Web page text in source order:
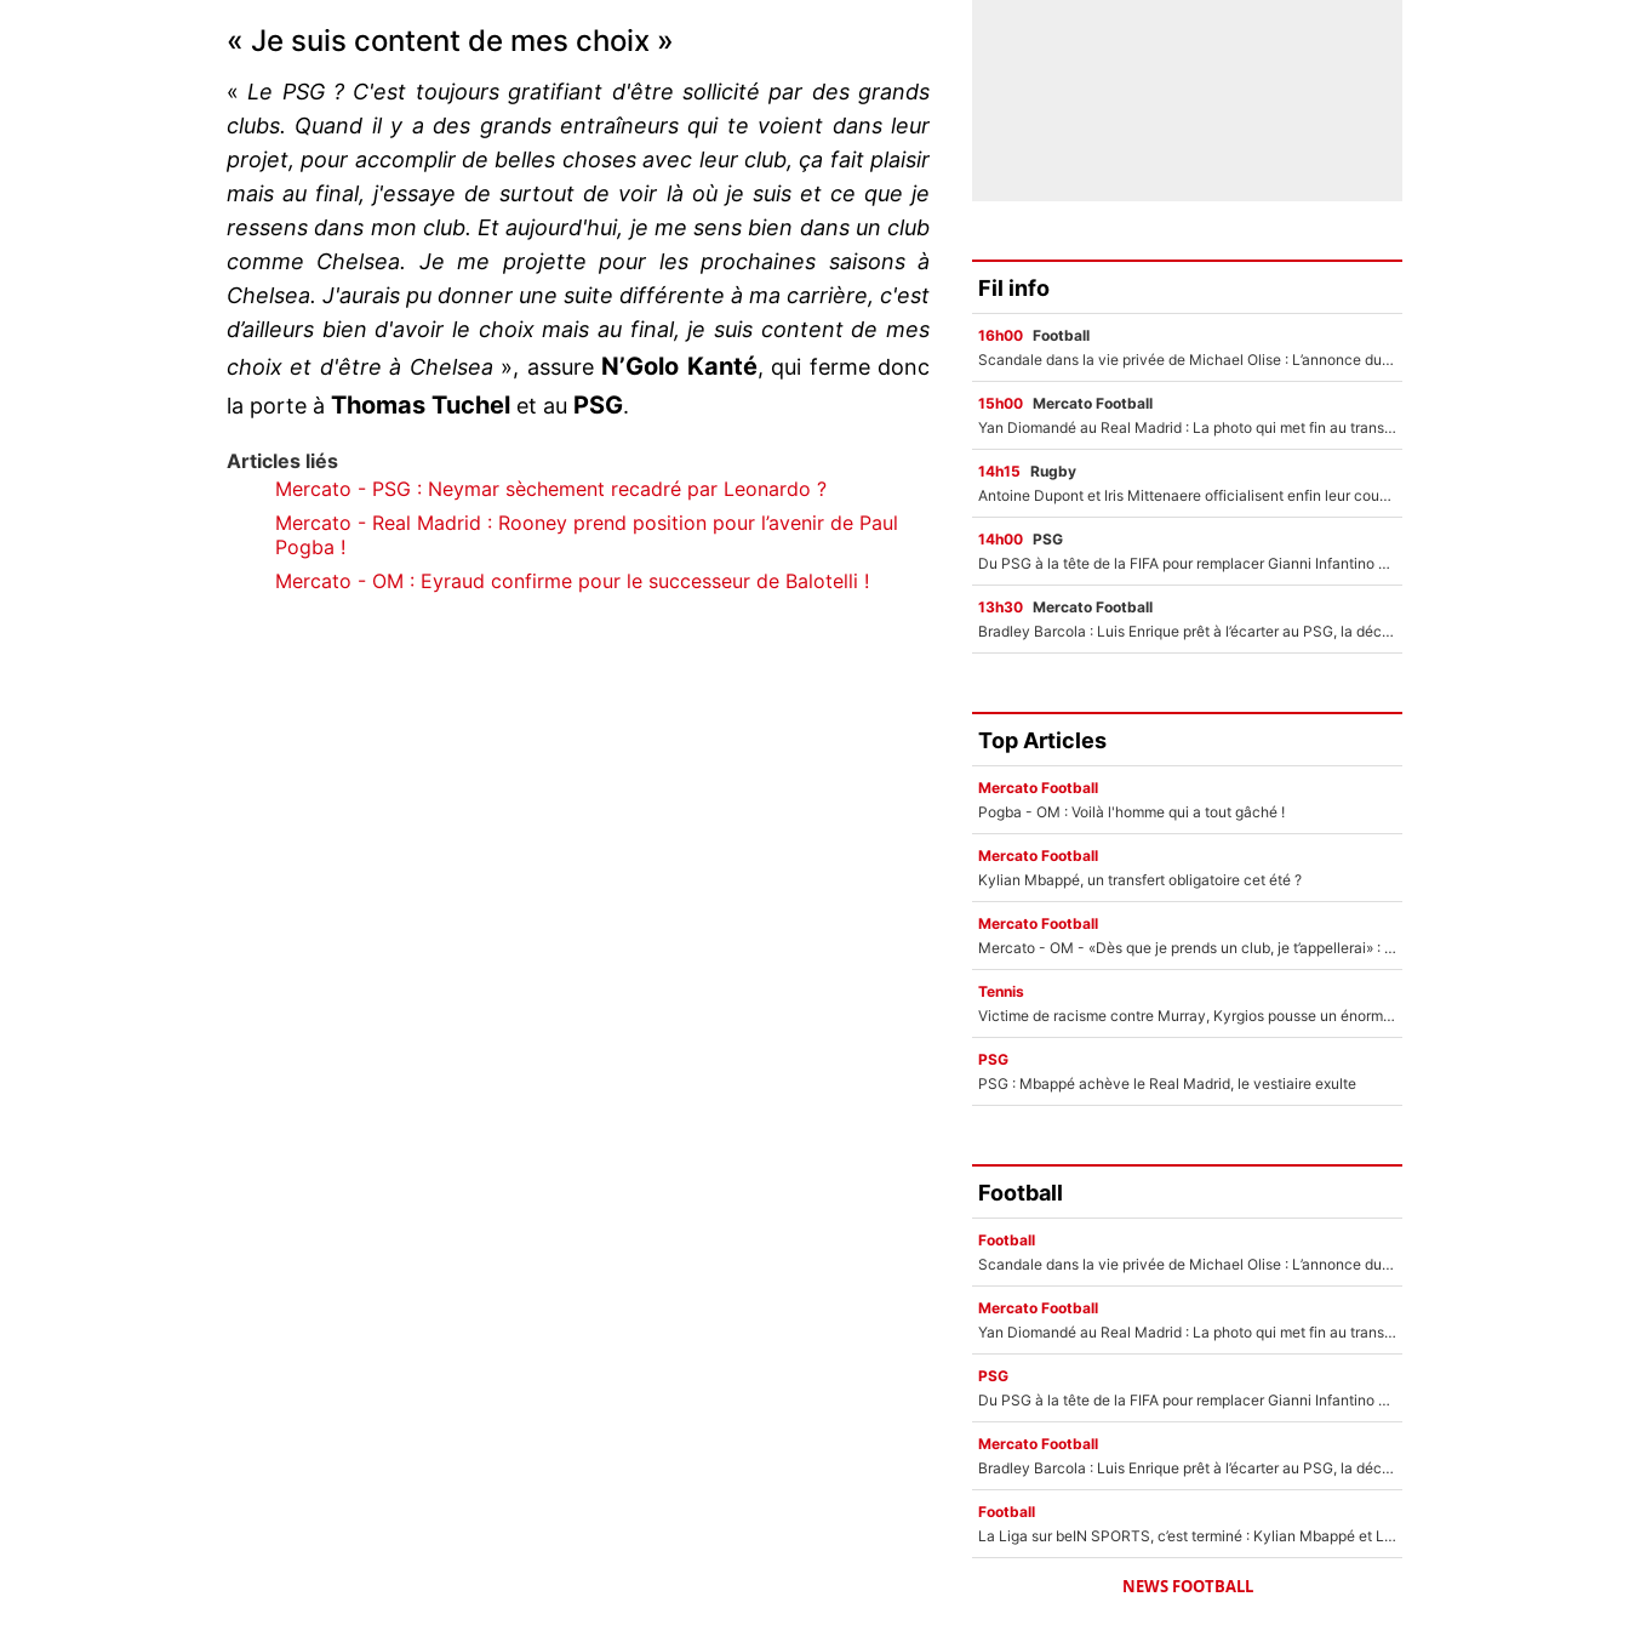
« Je suis content de mes choix »
«Le PSG ? C'est toujours gratifiant d'être sollicité par des grands
clubs. Quand il y a des grands entraîneurs qui te voient dans leur
projet, pour accomplir de belles choses avec leur club, ça fait plaisir
mais au final, j'essaye de surtout de voir là où je suis et ce que je
ressens dans mon club. Et aujourd'hui, je me sens bien dans un club
comme Chelsea. Je me projette pour les prochaines saisons à
Chelsea. J'aurais pu donner une suite différente à ma carrière, c'est
d’ailleurs bien d'avoir le choix mais au final, je suis content de mes
choix et d'être à Chelsea », assure N’Golo Kanté, qui ferme donc
la porte à Thomas Tuchel et au PSG.
Articles liés
Mercato - PSG : Neymar sèchement recadré par Leonardo ?
Mercato - Real Madrid : Rooney prend position pour l’avenir de Paul
Pogba !
Mercato - OM : Eyraud confirme pour le successeur de Balotelli !
Fil info
16h00 Football
Scandale dans la vie privée de Michael Olise : L’annonce du Bayern Munich sur son enfant caché
15h00 Mercato Football
Yan Diomandé au Real Madrid : La photo qui met fin au transfert de l’été !
14h15 Rugby
Antoine Dupont et Iris Mittenaere officialisent enfin leur couple : La photo qui enflamme les réseaux sociaux
14h00 PSG
Du PSG à la tête de la FIFA pour remplacer Gianni Infantino ? «Il serait un mauvais président», le patron de la Liga s'attaque à Nasser Al-Khelaïfi !
13h30 Mercato Football
Bradley Barcola : Luis Enrique prêt à l’écarter au PSG, la décision qui va accélérer son transfert à Liverpool ?
Top Articles
Mercato Football
Pogba - OM : Voilà l'homme qui a tout gâché !
Mercato Football
Kylian Mbappé, un transfert obligatoire cet été ?
Mercato Football
Mercato - OM - «Dès que je prends un club, je t’appellerai» : La promesse de Marcelino au moment de claquer la porte
Tennis
Victime de racisme contre Murray, Kyrgios pousse un énorme coup de gueule !
PSG
PSG : Mbappé achève le Real Madrid, le vestiaire exulte
Football
Football
Scandale dans la vie privée de Michael Olise : L’annonce du Bayern Munich sur son enfant caché
Mercato Football
Yan Diomandé au Real Madrid : La photo qui met fin au transfert de l’été !
PSG
Du PSG à la tête de la FIFA pour remplacer Gianni Infantino ? «Il serait un mauvais président», le patron de la Liga s'attaque à Nasser Al-Khelaïfi !
Mercato Football
Bradley Barcola : Luis Enrique prêt à l’écarter au PSG, la décision qui va accélérer son transfert à Liverpool ?
Football
La Liga sur beIN SPORTS, c’est terminé : Kylian Mbappé et Lamine Yamal changent de chaîne, «le moment était venu d'ouvrir un nouveau chapitre»
NEWS FOOTBALL